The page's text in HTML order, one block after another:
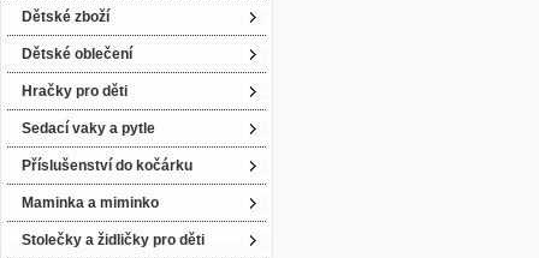
Dětské zboží
Dětské oblečení
Hračky pro děti
Sedací vaky a pytle
Příslušenství do kočárku
Maminka a miminko
Stolečky a židličky pro děti